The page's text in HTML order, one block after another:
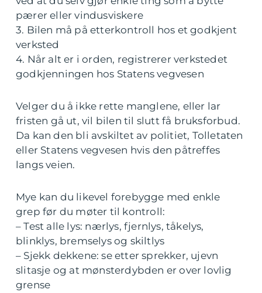
pærer eller vindusviskere
3. Bilen må på etterkontroll hos et godkjent
verksted
4. Når alt er i orden, registrerer verkstedet
godkjenningen hos Statens vegvesen
Velger du å ikke rette manglene, eller lar
fristen gå ut, vil bilen til slutt få bruksforbud.
Da kan den bli avskiltet av politiet, Tolletaten
eller Statens vegvesen hvis den påtreffes
langs veien.
Mye kan du likevel forebygge med enkle
grep før du møter til kontroll:
– Test alle lys: nærlys, fjernlys, tåkelys,
blinklys, bremselys og skiltlys
– Sjekk dekkene: se etter sprekker, ujevn
slitasje og at mønsterdybden er over lovlig
grense